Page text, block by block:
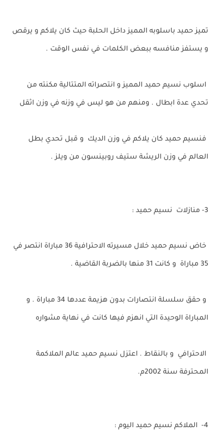
تميز حميد باسلوبه المميز داخل الحلبة حيث كان يلاكم و يرقص
و يستفز منافسه ببعض الكلمات في نفس الوقت .
اسلوب نسيم حميد المميز و انتصراته المتتالية مكنته من
تحدي عدة ابطال . ومنهم من هو ليس في وزنه في وزن اثقل
فنسيم حميد كان يلاكم في وزن الديك و قبل تحدي بطل
العالم في وزن الريشة ستيف روبينسون من ويلز .
3- منازلات نسيم حميد :
خاض نسيم حميد خلال مسيرته الاحترافية 36 مباراة انتصر في
35 مباراة و كانت 31 منها بالضربة القاضية .
و حقق سلسلة انتصارات بدون هزيمة عددها 34 مباراة . و
المباراة الوحيدة التي انهزم فيها كانت في نهاية مشواره
الاحترافي و بالنقاط . اعتزل نسيم حميد عالم الملاكمة
المحترفة سنة 2002م.
4- الملاكم نسيم حميد اليوم :